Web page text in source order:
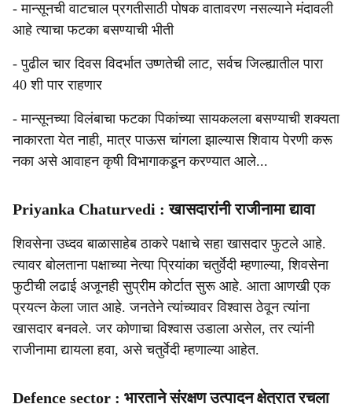
- मान्सूनची वाटचाल प्रगतीसाठी पोषक वातावरण नसल्याने मंदावली
आहे त्याचा फटका बसण्याची भीती
- पुढील चार दिवस विदर्भात उष्णतेची लाट, सर्वच जिल्ह्यातील पारा
40 शी पार राहणार
- मान्सूनच्या विलंबाचा फटका पिकांच्या सायकलला बसण्याची शक्यता
नाकारता येत नाही, मात्र पाऊस चांगला झाल्यास शिवाय पेरणी करू
नका असे आवाहन कृषी विभागाकडून करण्यात आले...
Priyanka Chaturvedi : खासदारांनी राजीनामा द्यावा
शिवसेना उध्दव बाळासाहेब ठाकरे पक्षाचे सहा खासदार फुटले आहे.
त्यावर बोलताना पक्षाच्या नेत्या प्रियांका चतुर्वेदी म्हणाल्या, शिवसेना
फुटीची लढाई अजूनही सुप्रीम कोर्टात सुरू आहे. आता आणखी एक
प्रयत्न केला जात आहे. जनतेने त्यांच्यावर विश्वास ठेवून त्यांना
खासदार बनवले. जर कोणाचा विश्वास उडाला असेल, तर त्यांनी
राजीनामा द्यायला हवा, असे चतुर्वेदी म्हणाल्या आहेत.
Defence sector : भारताने संरक्षण उत्पादन क्षेत्रात रचला